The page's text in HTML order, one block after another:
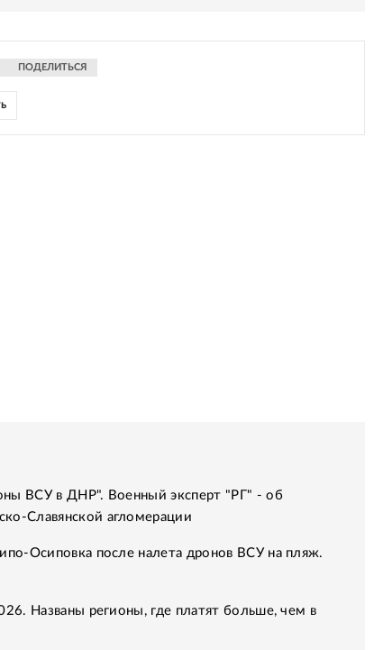
ПОДЕЛИТЬСЯ
ВСУ в ДНР". Военный эксперт "РГ" - об
Славянской агломерации
Осиповка после налета дронов ВСУ на пляж.
Названы регионы, где платят больше, чем в